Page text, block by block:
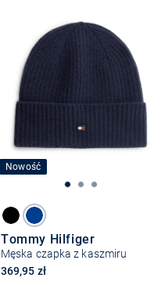
Nowość
Tommy Hilfiger
Męska czapka z kaszmiru
369,95 zł